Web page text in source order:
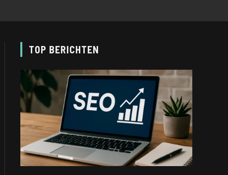
TOP BERICHTEN